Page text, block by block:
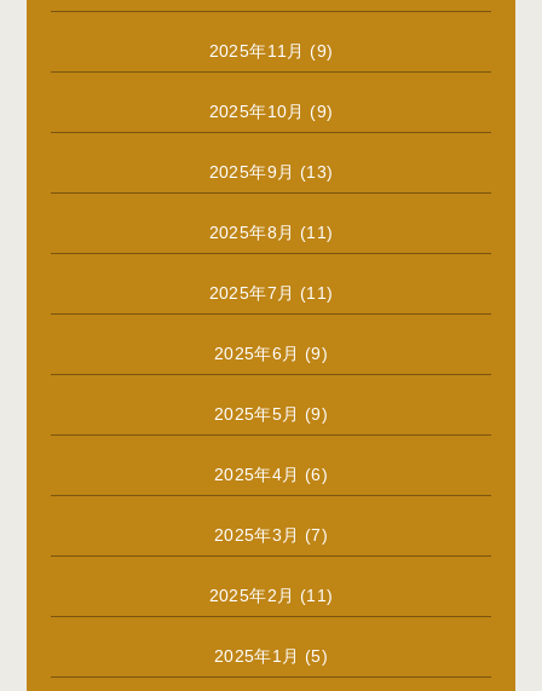
2025年11月 (9)
2025年10月 (9)
2025年9月 (13)
2025年8月 (11)
2025年7月 (11)
2025年6月 (9)
2025年5月 (9)
2025年4月 (6)
2025年3月 (7)
2025年2月 (11)
2025年1月 (5)